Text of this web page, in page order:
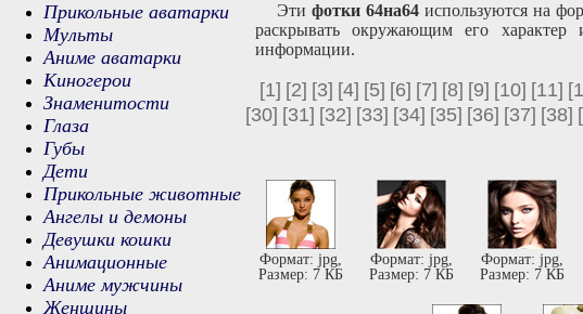
Эти фотки 64на64 используются на
раскрывать окружающим его характер
информации.
[1] [2] [3] [4] [5] [6] [7] [8] [9] [10] [11]
[30] [31] [32] [33] [34] [35] [36] [37] [38]
Формат: jpg,
Размер: 7 КБ
Формат: jpg,
Размер: 7 КБ
Формат: jpg,
Размер: 7 КБ
Прикольные аватарки
Мульты
Аниме аватарки
Киногерои
Знаменитости
Глаза
Губы
Дети
Прикольные животные
Ангелы и демоны
Девушки кошки
Анимационные
Аниме мужчины
Женщины